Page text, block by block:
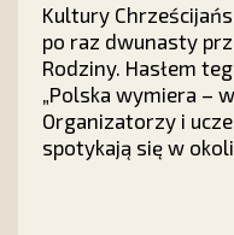
Kultury
po raz dwunasty
Rodziny. Hasłem
„Polska wymiera –
Organizatorzy i
spotykają się w